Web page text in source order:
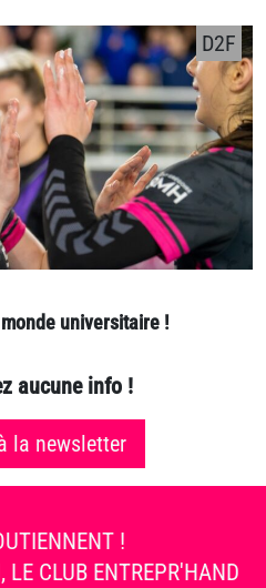
universitaire !
D2F
aucune info !
la newsletter
!
LE CLUB ENTREPR'HAND